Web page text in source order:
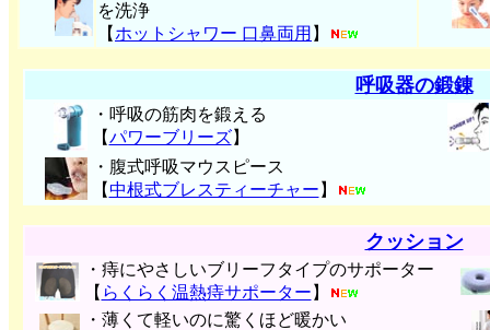
を洗浄
【 ホットシャワー 口鼻両用 】
呼吸器の鍛錬
・呼吸の筋肉を鍛える
【パワーブリーズ】
・腹式呼吸マウスピース
【中根式ブレスティーチャー 】
クッション
・痔にやさしいブリーフタイプのサポーター
【 らくらく温熱痔サポーター 】
・薄くて軽いのに驚くほど暖かい